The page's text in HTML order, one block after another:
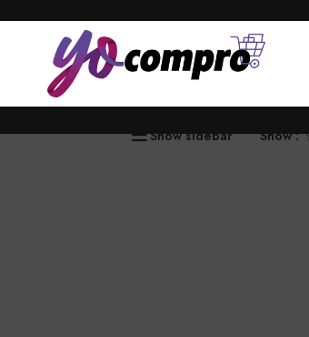
Show sidebar Show